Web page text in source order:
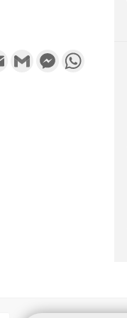
Email Gmail Messenger